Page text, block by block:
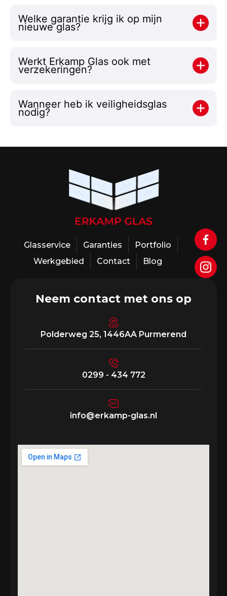
Welke garantie krijg ik op mijn
nieuwe glas?
Werkt Erkamp Glas ook met
verzekeringen?
Wanneer heb ik veiligheidsglas
nodig?
Glasservice Garanties
Portfolio
Werkgebied
Contact Blog
Neem contact met ons op
Polderweg 25, 1446AA Purmerend
0299 - 434 772
info@erkamp-glas.nl